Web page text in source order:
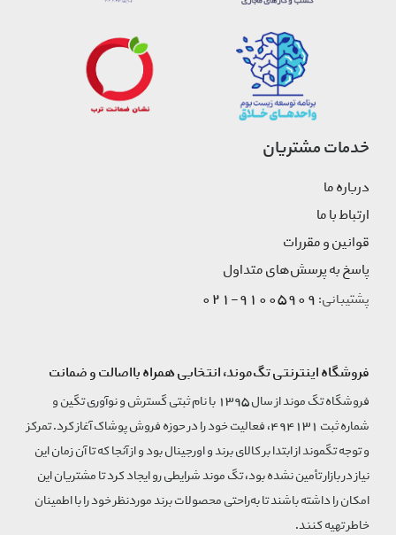
خدمات مشتریان
درباره ما
ارتباط با ما
قوانین و مقررات
پاسخ به پرسش‌های متداول
پشتیبانی: 91005909-021
فروشگاه اینترنتی تگ‌موند، انتخابی همراه بااصالت و ضمانت
فروشگاه تگ موند از سال 1395 با نام ثبتی گسترش و نوآوری تگین و
شماره ثبت 494131، فعالیت خود را در حوزه فروش پوشاک آغاز کرد. تمرکز
و توجه تگموند از ابتدا بر کالای برند و اورجینال بود و از آنجا که تا آن زمان این
نیاز در بازار تأمین نشده بود، تگ موند شرایطی رو ایجاد کرد تا مشتریان این
امکان را داشته باشند تا به‌راحتی محصولات برند مورد‌نظر خود را با اطمینان
خاطر تهیه کنند.